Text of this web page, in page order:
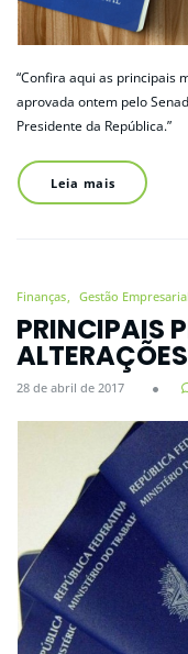
“Confira aqui as principais
aprovada ontem pelo
Presidente da República.”
Leia mais
Finanças Gestão Empresarial
PRINCIPAIS
28 de abril de 2017